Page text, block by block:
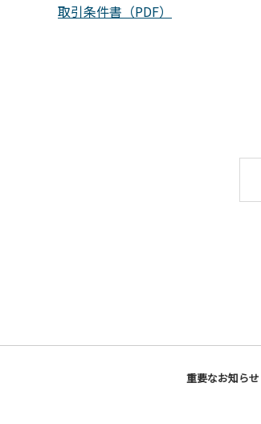
取引条件書（PDF）
重要なお知らせ